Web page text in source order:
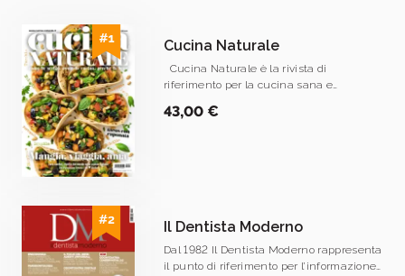
Cucina Naturale
Cucina Naturale è la rivista di
riferimento per la cucina sana e
43,00 €
Il Dentista Moderno
Dal 1982 Il Dentista Moderno rappresenta
il punto di riferimento per l’informazione